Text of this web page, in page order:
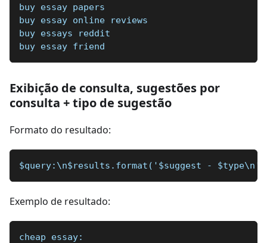
buy essay papers
buy essay online reviews
buy essays reddit
buy essay friend
Exibição de consulta, sugestões por
consulta + tipo de sugestão
Formato do resultado:
$query:\n$results.format('$suggest - $type\n')
Exemplo de resultado:
cheap essay: